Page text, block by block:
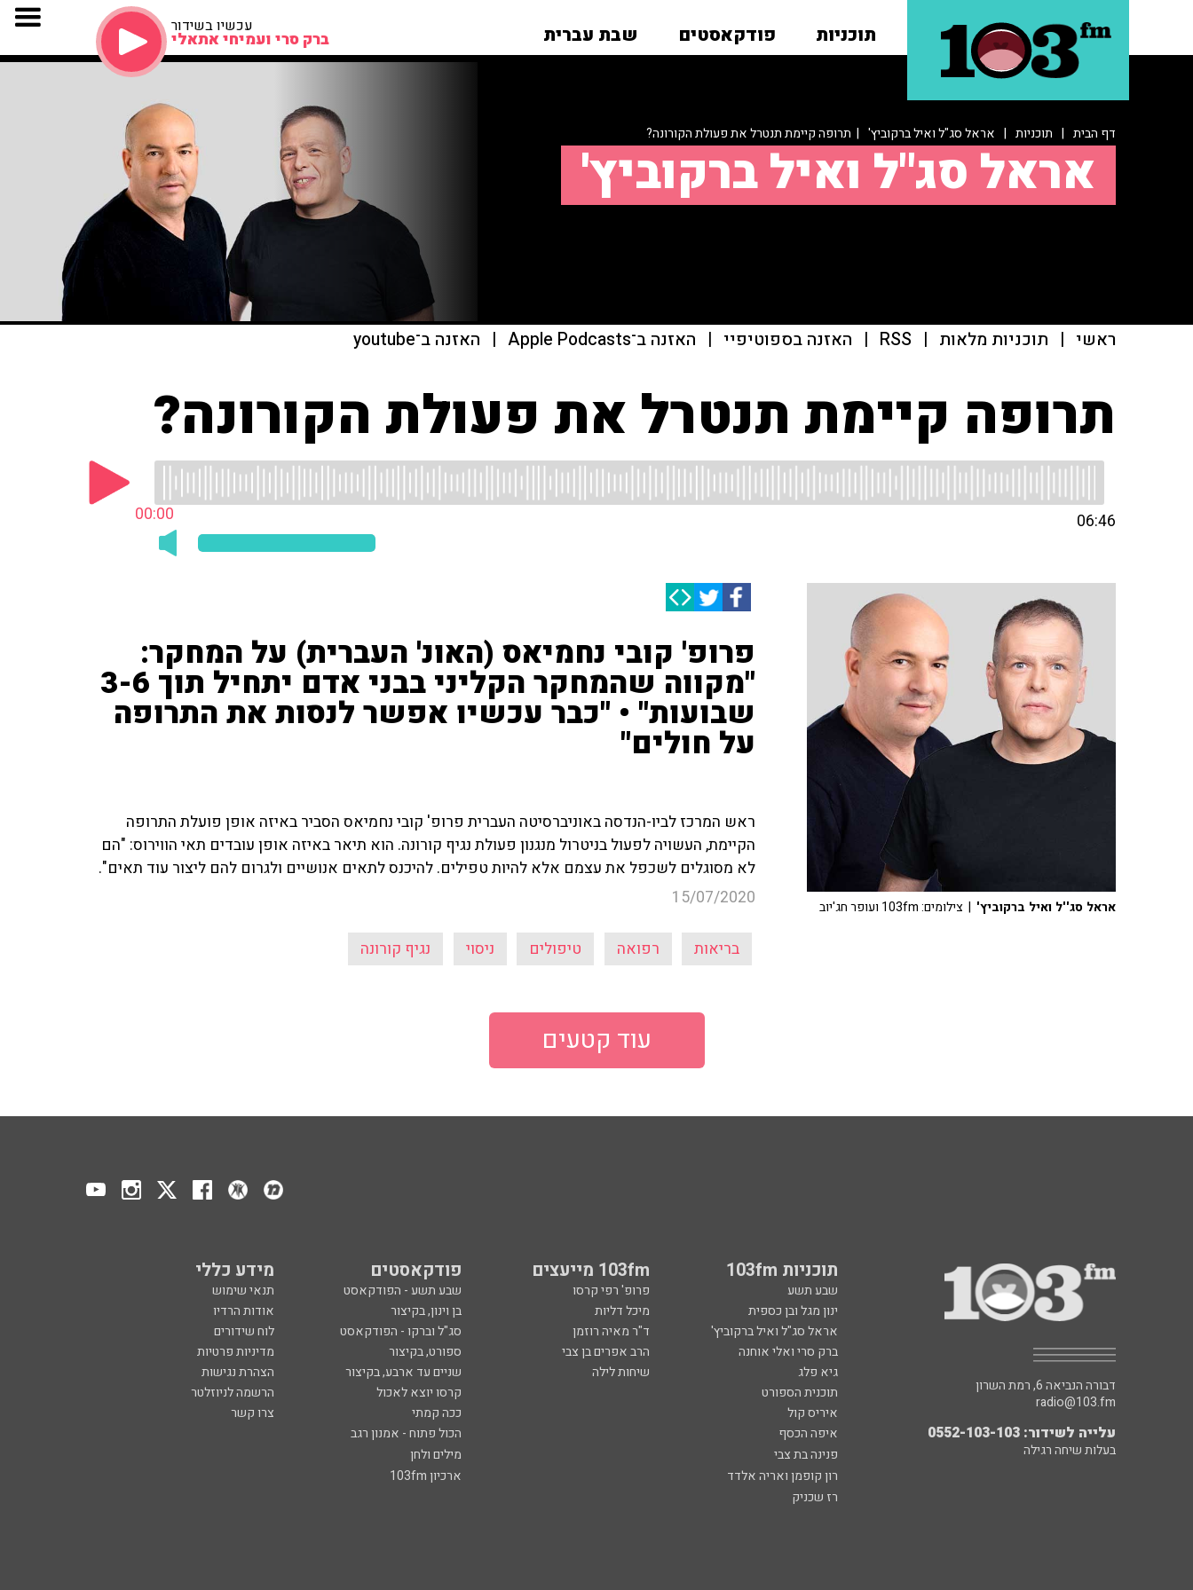
תוכניות פודקאסטים שבת עברית עכשיו בשידור
ברק סרי ועמיחי אתאלי
דף הבית | תוכניות | אראל סג"ל ואיל ברקוביץ' | תרופה קיימת תנטרל את פעולת הקורונה?
אראל סג"ל ואיל ברקוביץ'
ראשי | תוכניות מלאות |
RSS
| האזנה בספוטיפיי | האזנה ב־Apple Podcasts | האזנה ב־youtube
תרופה קיימת תנטרל את פעולת הקורונה?
00:00 06:46
פרופ' קובי נחמיאס (האונ' העברית) על המחקר:
"מקווה שהמחקר הקליני בבני אדם יתחיל תוך 3-6
שבועות" • "כבר עכשיו אפשר לנסות את התרופה
על חולים"
ראש המרכז לביו-הנדסה באוניברסיטה העברית פרופ' קובי נחמיאס הסביר באיזה אופן פועלת התרופה
הקיימת, העשויה לפעול בניטרול מנגנון פעולת נגיף קורונה. הוא תיאר באיזה אופן עובדים תאי הווירוס: "הם
לא מסוגלים לשכפל את עצמם אלא להיות טפילים. להיכנס לתאים אנושיים ולגרום להם ליצור עוד תאים".
15/07/2020
בריאות רפואה טיפולים ניסוי נגיף קורונה
אראל סג''ל ואיל ברקוביץ' | צילומים: 103fm ועופר חג'יוב
עוד קטעים
תוכניות 103fm 103fm מייעצים פודקאסטים מידע כללי
שבע תשע פרופ' רפי קרסו שבע תשע - הפודקאסט
תנאי שימוש
ינון מגל ובן כספית
מיכל דליות בן וינון, בקיצור
אודות הרדיו
אראל סג"ל ואיל ברקוביץ'
ד"ר מאיה רוזמן סג"ל וברקו - הפודקאסט
לוח שידורים
ברק סרי ואלי אוחנה
הרב אפרים בן צבי ספורט, בקיצור
מדיניות פרטיות
גיא פלג
שיחות לילה שניים עד ארבע, בקיצור
הצהרת נגישות
תוכנית הספורט
קרסו יוצא לאכול
הרשמה לניוזלטר
איריס קול
ככה קמתי
צרו קשר
איפה הכסף
הכול פתוח - אמנון רגב
פנינה בת צבי
מילים ולחן
רון קופמן ואריה אלדד
ארכיון 103fm
רז שכניק
דבורה הנביאה 6, רמת השרון
radio@103.fm
עלייה לשידור: 0552-103-103
בעלות שיחה רגילה